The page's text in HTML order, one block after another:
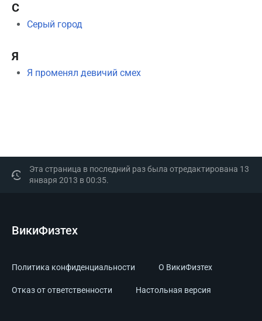
С
Серый город
Я
Я променял девичий смех
Эта страница в последний раз была отредактирована 13
января 2013 в 00:35.
ВикиФизтех
Политика конфиденциальности О ВикиФизтех
Отказ от ответственности Настольная версия